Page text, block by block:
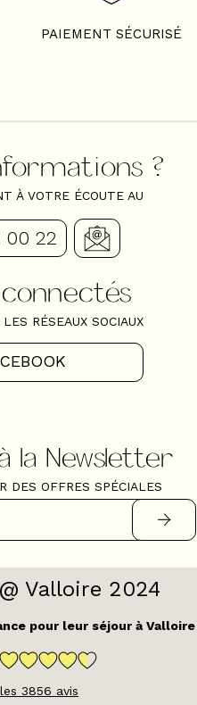
PAIEMENT SÉCURISÉ
?
À VOTRE ÉCOUTE AU
00 22
RÉSEAUX SOCIAUX
la Newsletter
DES OFFRES SPÉCIALES
Valloire 2024
pour leur séjour à Valloire
3856 avis